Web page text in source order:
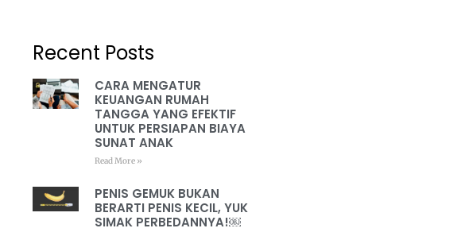
Recent Posts
CARA MENGATUR
KEUANGAN RUMAH
TANGGA YANG EFEKTIF
UNTUK PERSIAPAN BIAYA
SUNAT ANAK
Read More »
PENIS GEMUK BUKAN
BERARTI PENIS KECIL, YUK
SIMAK PERBEDANNYA!￼